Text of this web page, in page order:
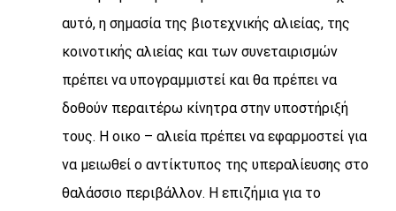
αυτό, η σημασία της βιοτεχνικής αλιείας, της
κοινοτικής αλιείας και των συνεταιρισμών
πρέπει να υπογραμμιστεί και θα πρέπει να
δοθούν περαιτέρω κίνητρα στην υποστήριξή
τους. Η οικο – αλιεία πρέπει να εφαρμοστεί για
να μειωθεί ο αντίκτυπος της υπεραλίευσης στο
θαλάσσιο περιβάλλον. Η επιζήμια για το